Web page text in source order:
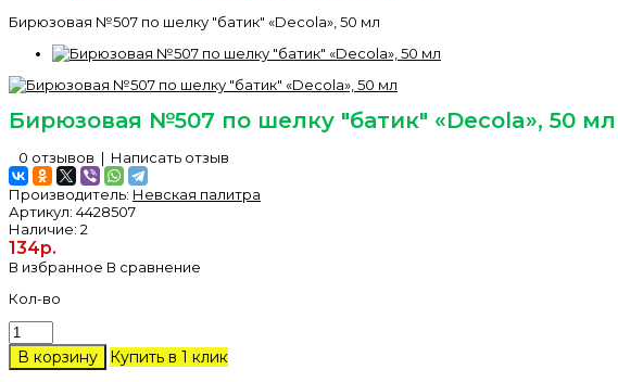
Бирюзовая №507 по шелку "батик" «Decola», 50 мл
Бирюзовая №507 по шелку "батик" «Decola», 50 мл
0 отзывов | Написать отзыв
Производитель: Невская палитра
Артикул: 4428507
Наличие: 2
134р.
В избранное В сравнение
Кол-во
Купить в 1 клик